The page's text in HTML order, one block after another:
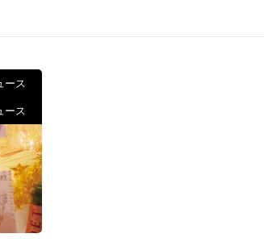
ース
ース